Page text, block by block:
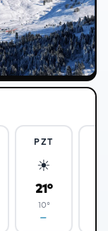
PZT
☀
21°
10°
—